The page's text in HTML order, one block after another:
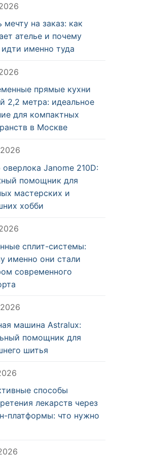
на заказ: как
ателье и почему
именно туда
прямые кухни
2,2 метра: идеальное
для компактных
в Москве
оверлока Janome 210D:
помощник для
мастерских и
хобби
сплит-системы:
именно они стали
современного
машина Astralux:
помощник для
шитья
способы
лекарств через
платформы: что нужно